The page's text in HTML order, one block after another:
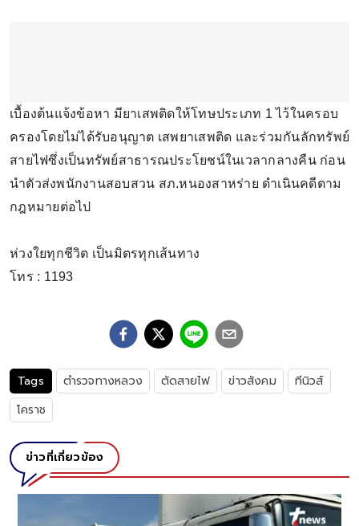
เบื้องต้นแจ้งข้อหา มียาเสพติดให้โทษประเภท 1 ไว้ในครอบ
ครองโดยไม่ได้รับอนุญาต เสพยาเสพติด และร่วมกันลักทรัพย์
สายไฟซึ่งเป็นทรัพย์สาธารณประโยชน์ในเวลากลางคืน ก่อน
นำตัวส่งพนักงานสอบสวน สภ.หนองสาหร่าย ดำเนินคดีตาม
กฎหมายต่อไป
ห่วงใยทุกชีวิต เป็นมิตรทุกเส้นทาง
โทร : 1193
Tags ตำรวจทางหลวง ตัดสายไฟ ข่าวสังคม
ทีนิวส์
โคราช
ข่าวที่เกี่ยวข้อง